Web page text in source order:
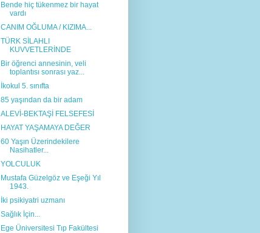
Bende hiç tükenmez bir hayat
vardı
CANIM OĞLUMA / KIZIMA...
TÜRK SİLAHLI
KUVVETLERİNDE
Bir öğrenci annesinin, veli
toplantısı sonrası yaz...
İkokul 5. sınıfta
85 yaşından da bir adam
ALEVİ-BEKTAŞİ FELSEFESİ
HAYAT YAŞAMAYA DEĞER
60 Yaşın Üzerindekilere
Nasihatler...
YOLCULUK
Mustafa Güzelgöz ve Eşeği Yıl
1943.
İki psikiyatri uzmanı
Sağlık İçin...
Ege Üniversitesi Tıp Fakültesi